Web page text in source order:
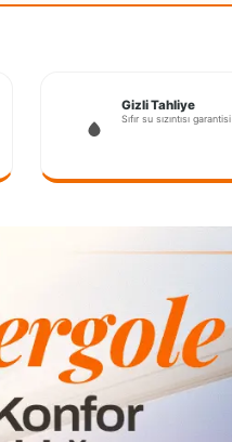
Gizli Tahliye
Sıfır su sızıntısı garantisi